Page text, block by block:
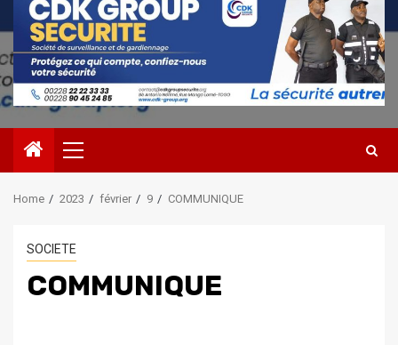
Primary
Menu
Home 2023 février 9 COMMUNIQUE
SOCIETE
COMMUNIQUE